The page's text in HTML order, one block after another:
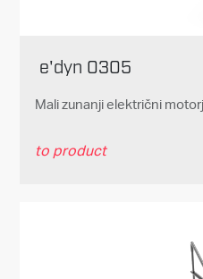
e'dyn 0305
Mali zunanji električni
to product